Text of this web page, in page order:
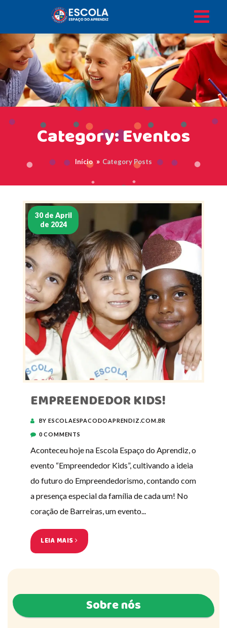
Category: Eventos
Início Category Posts
30 de April
de 2024
EMPREENDEDOR KIDS!
BY ESCOLAESPACODOAPRENDIZ.COM.BR
0 COMMENTS
Aconteceu hoje na Escola Espaço do Aprendiz, o
evento “Empreendedor Kids”, cultivando a ideia
do futuro do Empreendedorismo, contando com
a presença especial da família de cada um! No
coração de Barreiras, um evento...
LEIA MAIS
Sobre nós